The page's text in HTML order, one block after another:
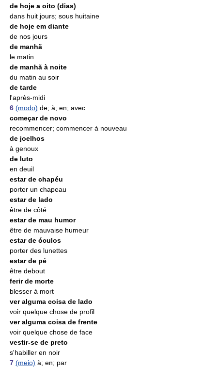
de hoje a oito (dias)
dans huit jours; sous huitaine
de hoje em diante
de nos jours
de manhã
le matin
de manhã à noite
du matin au soir
de tarde
l'après-midi
6 (modo) de; à; en; avec
começar de novo
recommencer; commencer à nouveau
de joelhos
à genoux
de luto
en deuil
estar de chapéu
porter un chapeau
estar de lado
être de côté
estar de mau humor
être de mauvaise humeur
estar de óculos
porter des lunettes
estar de pé
être debout
ferir de morte
blesser à mort
ver alguma coisa de lado
voir quelque chose de profil
ver alguma coisa de frente
voir quelque chose de face
vestir-se de preto
s'habiller en noir
7 (meio) à; en; par